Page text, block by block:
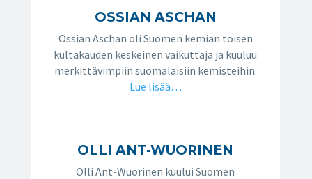
OSSIAN ASCHAN
Ossian Aschan oli Suomen kemian toisen
kultakauden keskeinen vaikuttaja ja kuuluu
merkittävimpiin suomalaisiin kemisteihin.
Lue lisää…
OLLI ANT-WUORINEN
Olli Ant-Wuorinen kuului Suomen